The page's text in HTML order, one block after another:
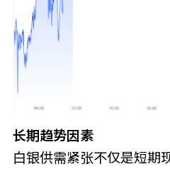
长期趋势因素
白银供需紧张不仅是短期